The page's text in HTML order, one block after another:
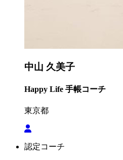
中山 久美子
Happy Life 手帳コーチ
東京都
認定コーチ